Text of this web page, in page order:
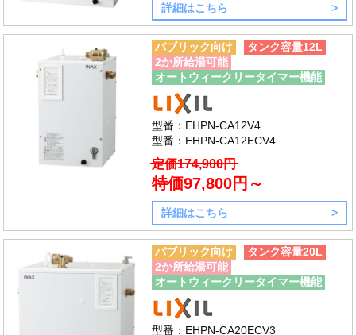
詳細はこちら
パブリック向け
タンク容量12L
2か所給湯可能
オートウィークリータイマー機能
型番：EHPN-CA12V4
型番：EHPN-CA12ECV4
定価174,900円
特価97,800円～
詳細はこちら
パブリック向け
タンク容量20L
2か所給湯可能
オートウィークリータイマー機能
型番：EHPN-CA20ECV3